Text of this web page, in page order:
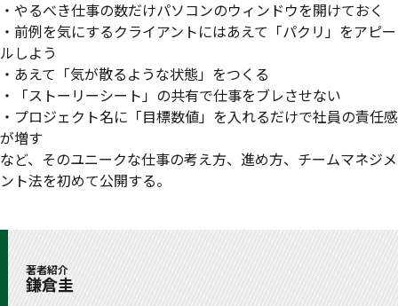
・やるべき仕事の数だけパソコンのウィンドウを開けておく
・前例を気にするクライアントにはあえて「パクリ」をアピー
ルしよう
・あえて「気が散るような状態」をつくる
・「ストーリーシート」の共有で仕事をブレさせない
・プロジェクト名に「目標数値」を入れるだけで社員の責任感
が増す
など、そのユニークな仕事の考え方、進め方、チームマネジメ
ント法を初めて公開する。
著者紹介
鎌倉圭